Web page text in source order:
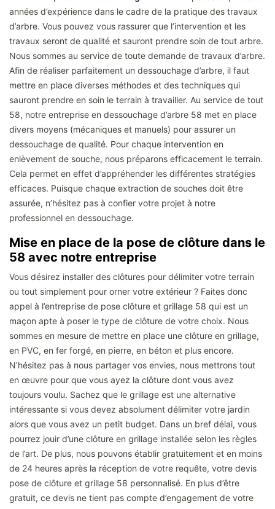
années d’expérience dans le cadre de la pratique des travaux
d’arbre. Vous pouvez vous rassurer que l’intervention et les
travaux seront de qualité et sauront prendre soin de tout arbre.
Nous sommes au service de toute demande de travaux d’arbre.
Afin de réaliser parfaitement un dessouchage d’arbre, il faut
mettre en place diverses méthodes et des techniques qui
sauront prendre en soin le terrain à travailler. Au service de tout
58, notre entreprise en dessouchage d’arbre 58 met en place
divers moyens (mécaniques et manuels) pour assurer un
dessouchage de qualité. Pour chaque intervention en
enlèvement de souche, nous préparons efficacement le terrain.
Cela permet en effet d’appréhender les différentes stratégies
efficaces. Puisque chaque extraction de souches doit être
assurée, n’hésitez pas à confier votre projet à notre
professionnel en dessouchage.
Mise en place de la pose de clôture dans le
58 avec notre entreprise
Vous désirez installer des clôtures pour délimiter votre terrain
ou tout simplement pour orner votre extérieur ? Faites donc
appel à l’entreprise de pose clôture et grillage 58 qui est un
maçon apte à poser le type de clôture de votre choix. Nous
sommes en mesure de mettre en place une clôture en grillage,
en PVC, en fer forgé, en pierre, en béton et plus encore.
N’hésitez pas à nous partager vos envies, nous mettrons tout
en œuvre pour que vous ayez la clôture dont vous avez
toujours voulu. Sachez que le grillage est une alternative
intéressante si vous devez absolument délimiter votre jardin
alors que vous avez un petit budget. Dans un bref délai, vous
pourrez jouir d’une clôture en grillage installée selon les règles
de l’art. De plus, nous pouvons établir gratuitement et en moins
de 24 heures après la réception de votre requête, votre devis
pose de clôture et grillage 58 personnalisé. En plus d’être
gratuit, ce devis ne tient pas compte d’engagement de votre